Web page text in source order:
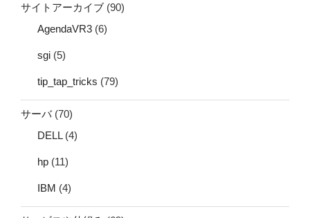
サイトアーカイブ (90)
AgendaVR3 (6)
sgi (5)
tip_tap_tricks (79)
サーバ(70)
DELL(4)
hp (11)
IBM (4)